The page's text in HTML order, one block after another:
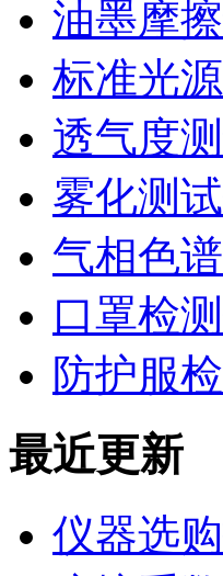
油墨摩
标准光
透气度
雾化测
气相色
口罩检
防护服
最近更新
仪器选